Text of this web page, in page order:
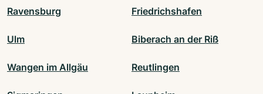
Ravensburg Friedrichshafen
Ulm Biberach an der Riß
Wangen im Allgäu Reutlingen